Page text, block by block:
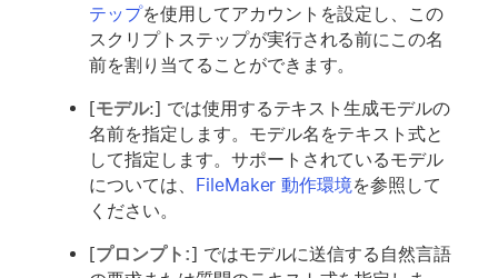
テップを使用してアカウントを設定し、この
スクリプトステップが実行される前にこの名
前を割り当てることができます。
[モデル:] では使用するテキスト生成モデルの
名前を指定します。モデル名をテキスト式と
して指定します。サポートされているモデル
については、 FileMaker 動作環境を参照して
ください。
[プロンプト:] ではモデルに送信する自然言語